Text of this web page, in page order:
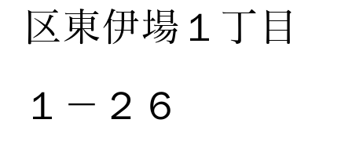
区東伊場１丁目
１－２６